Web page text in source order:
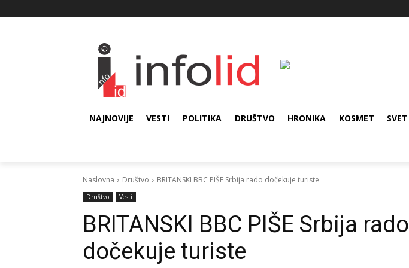
NAJNOVIJE VESTI POLITIKA DRUŠTVO HRONIKA KOSMET SVET
Naslovna Društvo BRITANSKI BBC PIŠE Srbija rado dočekuje turiste
Društvo Vesti
BRITANSKI BBC PIŠE Srbija rado
dočekuje turiste